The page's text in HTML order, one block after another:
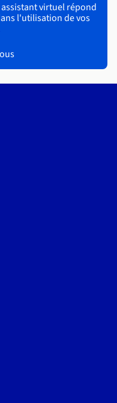
virtuel répond
l'utilisation de vos